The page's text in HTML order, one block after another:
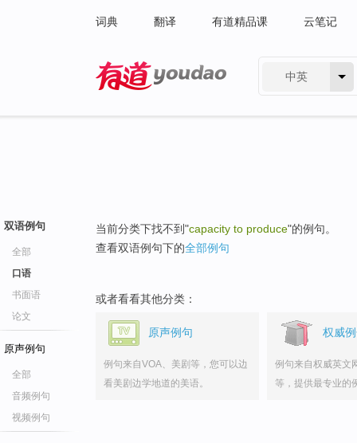
词典 翻译 有道精品课 云笔记
中英
双语例句
全部
口语
书面语
论文
原声例句
全部
音频例句
视频例句
当前分类下找不到"capacity to produce"的例句。
查看双语例句下的全部例句
或者看看其他分类：
原声例句
例句来自VOA、美剧等，您可以边
看美剧边学地道的美语。
权威
例句来自权威英文
等，提供最专业的